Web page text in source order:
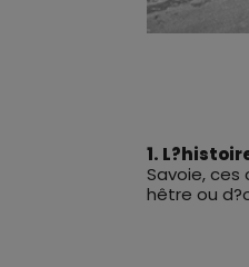
1.
Savoie,
hêtre ou